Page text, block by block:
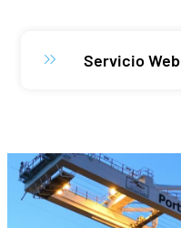
Servicio Web